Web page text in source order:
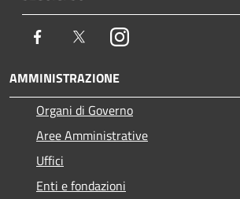
Facebook TwitterInstagram
AMMINISTRAZIONE
Organi di Governo
Aree Amministrative
Uffici
Enti e fondazioni